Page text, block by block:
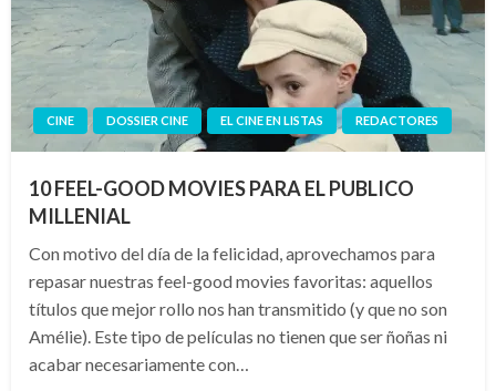
CINE DOSSIER CINE EL CINE EN LISTAS REDACTORES
10 FEEL-GOOD MOVIES PARA EL PUBLICO
MILLENIAL
Con motivo del día de la felicidad, aprovechamos para
repasar nuestras feel-good movies favoritas: aquellos
títulos que mejor rollo nos han transmitido (y que no son
Amélie). Este tipo de películas no tienen que ser ñoñas ni
acabar necesariamente con…